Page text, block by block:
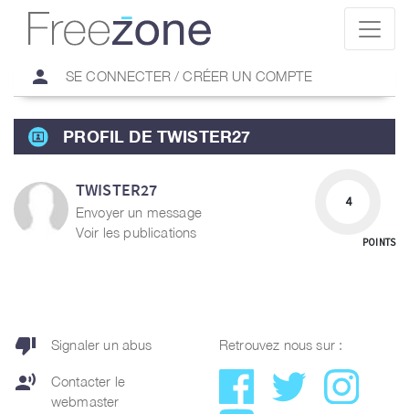
person SE CONNECTER / CRÉER UN COMPTE
PROFIL DE TWISTER27
TWISTER27
Envoyer un message
Voir les publications
4
POINTS
thumb_down Signaler un abus
record_voice_over
Contacter le
webmaster
Retrouvez nous sur :